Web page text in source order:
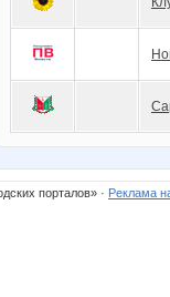
порталов» · Реклама